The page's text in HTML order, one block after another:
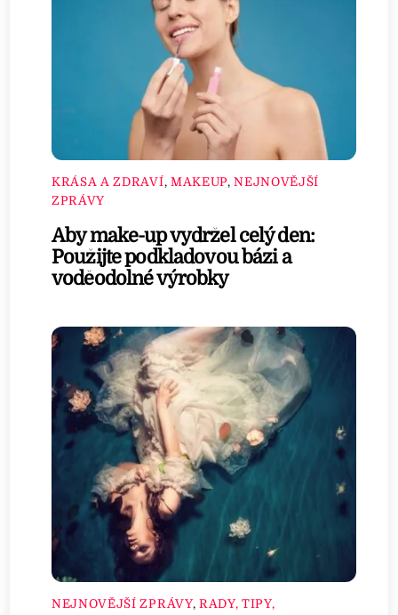
KRÁSA A ZDRAVÍ, MAKEUP,NEJNOVĚJŠÍ
ZPRÁVY
Aby make-up vydržel celý den:
Použijte podkladovou bázi a
voděodolné výrobky
NEJNOVĚJŠÍ ZPRÁVY, RADY, TIPY,